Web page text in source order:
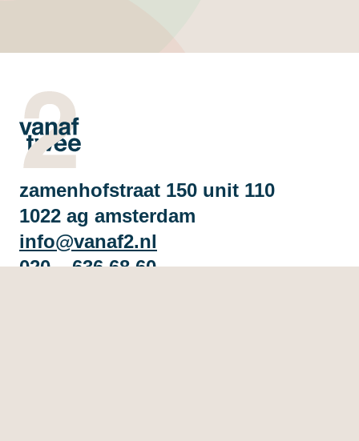
zamenhofstraat 150 unit 110
1022 ag amsterdam
info@vanaf2.nl
020 – 636 68 60